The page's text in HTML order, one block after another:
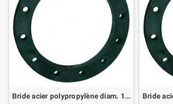
Bride acier polypropylène diam. 110mm